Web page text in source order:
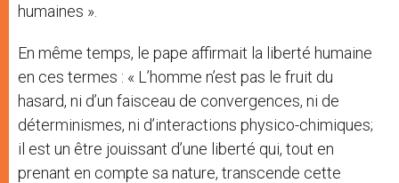
humaines ».
En même temps, le pape affirmait la liberté humaine
en ces termes : « L’homme n’est pas le fruit du
hasard, ni d’un faisceau de convergences, ni de
déterminismes, ni d’interactions physico-chimiques;
il est un être jouissant d’une liberté qui, tout en
prenant en compte sa nature, transcende cette